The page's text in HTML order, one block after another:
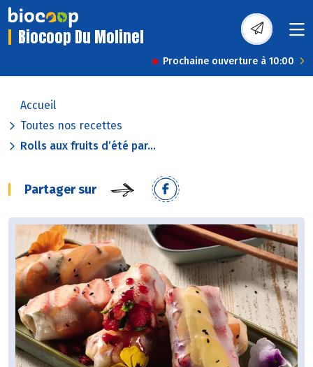
Biocoop Du Molinel
Prochaine ouverture à 10:00
Accueil
Toutes nos recettes
Rolls aux fruits d’été par...
Partager sur